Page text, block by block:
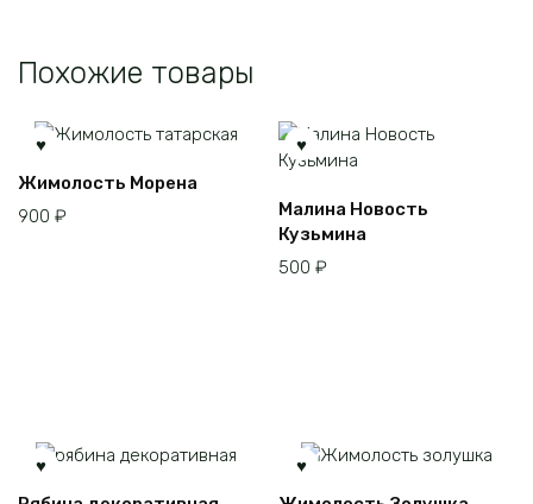
Похожие товары
Жимолость Морена
900 ₽
Малина Новость
Кузьмина
500 ₽